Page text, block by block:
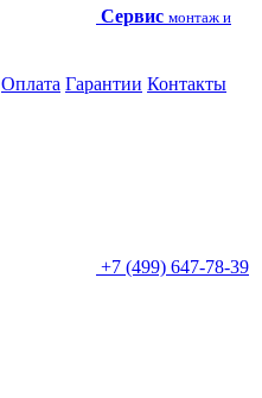
Сервис монтаж и
Оплата Гарантии Контакты
+7 (499) 647-78-39